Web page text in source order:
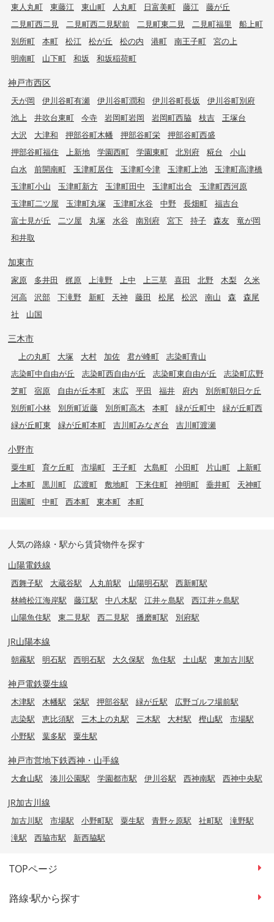
東人丸町
東藤江 東山町 人丸町 日富美町 藤江
藤が丘
二見町西二見
二見町西二見駅前 二見町東二見 二見町福里
船上町
別所町
本町 松江 松が丘 松の内 港町 南王子町
宮の上
明南町
山下町 和坂 和坂稲荷町
神戸市西区
天が岡 伊川谷町有瀬 伊川谷町潤和 伊川谷町長坂
伊川谷町別府
池上
井吹台東町 今寺 岩岡町岩岡 岩岡町西脇 枝吉
王塚台
大沢
大津和 押部谷町木幡 押部谷町栄
押部谷町西盛
押部谷町福住
上新地 学園西町 学園東町 北別府 糀台
小山
白水
前開南町 玉津町居住 玉津町今津 玉津町上池
玉津町高津橋
玉津町小山
玉津町新方 玉津町田中 玉津町出合
玉津町西河原
玉津町二ツ屋
玉津町丸塚 玉津町水谷 中野 長畑町
福吉台
富士見が丘
二ツ屋 丸塚 水谷 南別府 宮下 持子 森友
竜が岡
和井取
加東市
家原 多井田 梶原 上滝野 上中 上三草 喜田 北野 木梨
久米
河高
沢部 下滝野 新町 天神 藤田 松尾 松沢 南山 森
森尾
社
山国
三木市
上の丸町 大塚 大村 加佐 君が峰町
志染町青山
志染町中自由が丘
志染町西自由が丘 志染町東自由が丘
志染町広野
芝町
宿原 自由が丘本町 末広 平田 福井 府内
別所町朝日ケ丘
別所町小林
別所町近藤 別所町高木 本町 緑が丘町中
緑が丘町西
緑が丘町東
緑が丘町本町 吉川町みなぎ台 吉川町渡瀬
小野市
粟生町 育ケ丘町 市場町 王子町 大島町 小田町 片山町
上新町
上本町
黒川町 広渡町 敷地町 下来住町 神明町 垂井町
天神町
田園町
中町 西本町 東本町 本町
人気の路線・駅から賃貸物件を探す
山陽電鉄線
西舞子駅 大蔵谷駅 人丸前駅 山陽明石駅
西新町駅
林崎松江海岸駅
藤江駅 中八木駅 江井ヶ島駅
西江井ヶ島駅
山陽魚住駅
東二見駅 西二見駅 播磨町駅 別府駅
JR山陽本線
朝霧駅 明石駅 西明石駅 大久保駅 魚住駅 土山駅 東加古川駅
神戸電鉄粟生線
木津駅 木幡駅 栄駅 押部谷駅 緑が丘駅
広野ゴルフ場前駅
志染駅
恵比須駅 三木上の丸駅 三木駅 大村駅 樫山駅
市場駅
小野駅
葉多駅 粟生駅
神戸市営地下鉄西神・山手線
大倉山駅 湊川公園駅 学園都市駅 伊川谷駅 西神南駅 西神中央駅
JR加古川線
加古川駅 市場駅 小野町駅 粟生駅 青野ヶ原駅 社町駅
滝野駅
滝駅
西脇市駅 新西脇駅
TOPページ
路線·駅から探す